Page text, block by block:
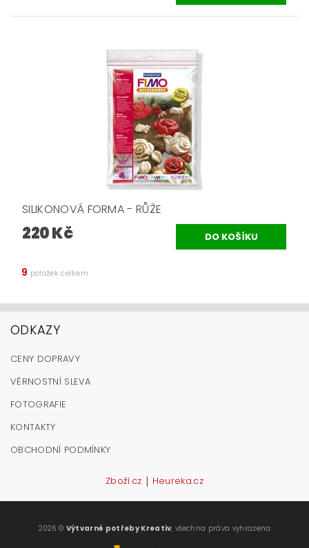
SILIKONOVÁ FORMA - RŮŽE
220 Kč
9 položek celkem
ODKAZY
CENY DOPRAVY
VĚRNOSTNÍ SLEVA
FOTOGRAFIE
KONTAKTY
OBCHODNÍ PODMÍNKY
Zboží.cz | Heureka.cz
2026 © Výtvarné potřeby Kreativ, všechna práva vyhrazena